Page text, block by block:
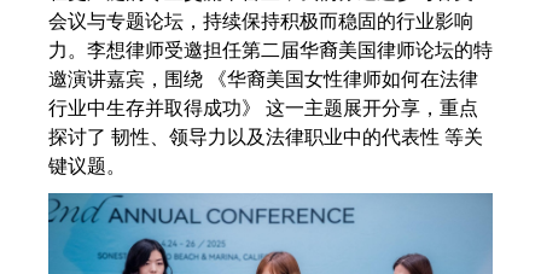
会议与专题论坛，持续保持积极而稳固的行业影响
力。李想律师受邀担任第二届华裔美国律师论坛的特
邀演讲嘉宾，围绕 《华裔美国女性律师如何在法律
行业中生存并取得成功》 这一主题展开分享，重点
探讨了 韧性、领导力以及法律职业中的代表性 等关
键议题。